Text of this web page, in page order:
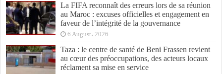
La FIFA reconnaît des erreurs lors de sa réunion
au Maroc : excuses officielles et engagement en
faveur de l’intégrité de la gouvernance
6 August، 2026
Taza : le centre de santé de Beni Frassen revient
au cœur des préoccupations, des acteurs locaux
réclament sa mise en service